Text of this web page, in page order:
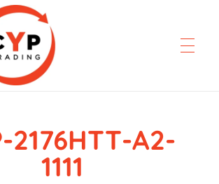
2176HTT-A2-
1111